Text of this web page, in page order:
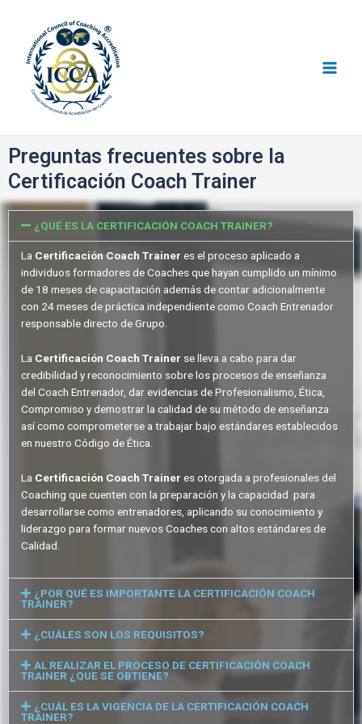
Preguntas frecuentes sobre la
Certificación Coach Trainer
¿QUÉ ES LA CERTIFICACIÓN COACH TRAINER?
La Certificación Coach Trainer es el proceso aplicado a
individuos formadores de Coaches que hayan cumplido un mínimo
de 18 meses de capacitación además de contar adicionalmente
con 24 meses de práctica independiente como Coach Entrenador
responsable directo de Grupo.
La Certificación Coach Trainer se lleva a cabo para dar
credibilidad y reconocimiento sobre los procesos de enseñanza
del Coach Entrenador, dar evidencias de Profesionalismo, Ética,
Compromiso y demostrar la calidad de su método de enseñanza
así como comprometerse a trabajar bajo estándares establecidos
en nuestro Código de Ética.
La Certificación Coach Trainer es otorgada a profesionales del
Coaching que cuenten con la preparación y la capacidad para
desarrollarse como entrenadores, aplicando su conocimiento y
liderazgo para formar nuevos Coaches con altos estándares de
Calidad.
¿POR QUÉ ES IMPORTANTE LA CERTIFICACIÓN COACH
TRAINER?
¿CUÁLES SON LOS REQUISITOS?
AL REALIZAR EL PROCESO DE CERTIFICACIÓN COACH
TRAINER ¿QUE SE OBTIENE?
¿CUÁL ES LA VIGENCIA DE LA CERTIFICACIÓN COACH
TRAINER?